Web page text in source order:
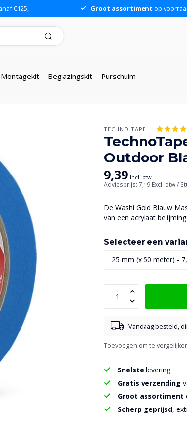
€125,- Groot assortiment op
Montagekit Beglazingskit Purschuim
TECHNO TAPE
Outdoor
9,39 Incl. btw
Adviesprijs: 7,19 Excl. btw/
De Washi Gold Blauw
van een acrylaat
Selecteer een
Vandaag besteld,
Toevoegen om te
Snelste levering
Gratis verzending
Groot assortiment
Scherp geprijsd,